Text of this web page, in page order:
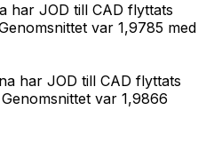
har JOD till CAD flyttats
var 1,9785 med
har JOD till CAD flyttats
var 1,9866